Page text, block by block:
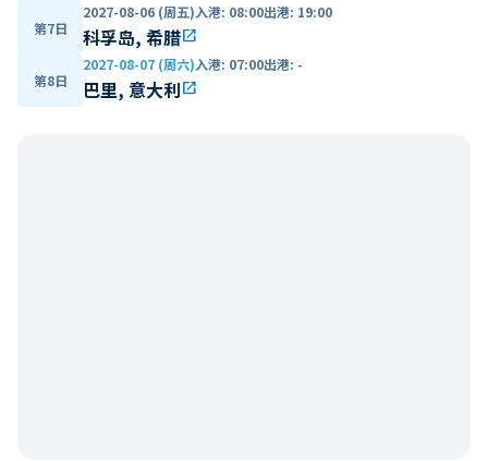
第7日
2027-08-06 (周五)入港: 08:00出港: 19:00
科孚岛, 希腊open_in_new
第8日
2027-08-07 (周六)入港: 07:00出港: -
巴里, 意大利open_in_new